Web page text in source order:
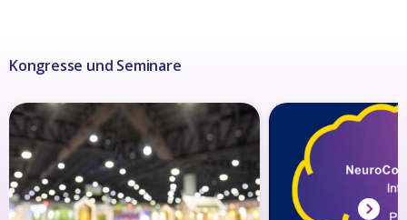
Kongresse und Seminare